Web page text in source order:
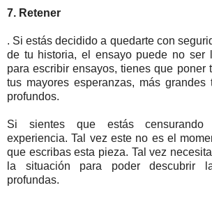
7. Retener
. Si estás decidido a quedarte con
de tu historia, el ensayo puede no ser
para escribir ensayos, tienes que poner
tus mayores esperanzas, más grandes
profundos.
Si sientes que estás
experiencia. Tal vez este no es el
que escribas esta pieza. Tal vez
la situación para poder descubrir
profundas.